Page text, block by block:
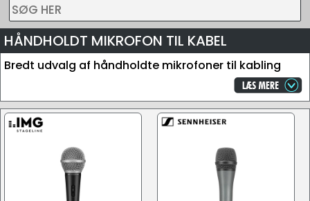
SØG HER
HÅNDHOLDT MIKROFON TIL KABEL
Bredt udvalg af håndholdte mikrofoner til kabling